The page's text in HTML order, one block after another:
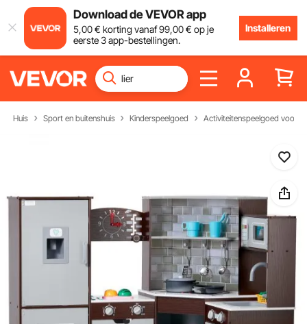
Download de VEVOR app
5,00€ korting vanaf99,00€ op je
eerste 3 app-bestellingen.
Installeren
Huis Sport en buitenshuis Kinderspeelgoed Activiteitenspeelgoed voor